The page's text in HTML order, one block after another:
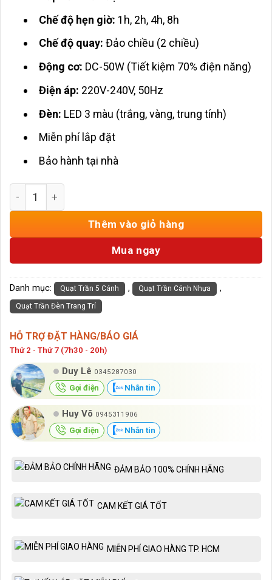
Chế độ hẹn giờ: 1h, 2h, 4h, 8h
Chế độ quay: Đảo chiều (2 chiều)
Động cơ: DC-50W (Tiết kiệm 70% điện năng)
Điện áp: 220V-240V, 50Hz
Đèn: LED 3 màu (trắng, vàng, trung tính)
Miễn phí lắp đặt
Bảo hành tại nhà
Quạt Trần Đèn 5 Cánh Nhựa ABS Xám Ghi HD-117 số lượng
Thêm vào giỏ hàng
Mua ngay
Danh mục: Quạt Trần 5 Cánh , Quạt Trần Cánh Nhựa ,
Quạt Trần Đèn Trang Trí
HỖ TRỢ ĐẶT HÀNG/BÁO GIÁ
Thứ 2 - Thứ 7 (7h30 - 20h)
Duy Lê 0345287030
Gọi điện Nhắn tin
Huy Võ 0945311906
Gọi điện Nhắn tin
ĐẢM BẢO 100% CHÍNH HÃNG
CAM KẾT GIÁ TỐT
MIỄN PHÍ GIAO HÀNG TP. HCM